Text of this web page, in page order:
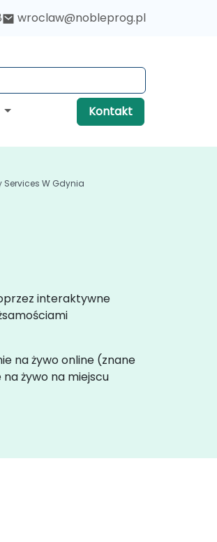
wroclaw@nobleprog.pl
Kontakt
Services W Gdynia
interaktywne
na żywo online (znane
na żywo na miejscu